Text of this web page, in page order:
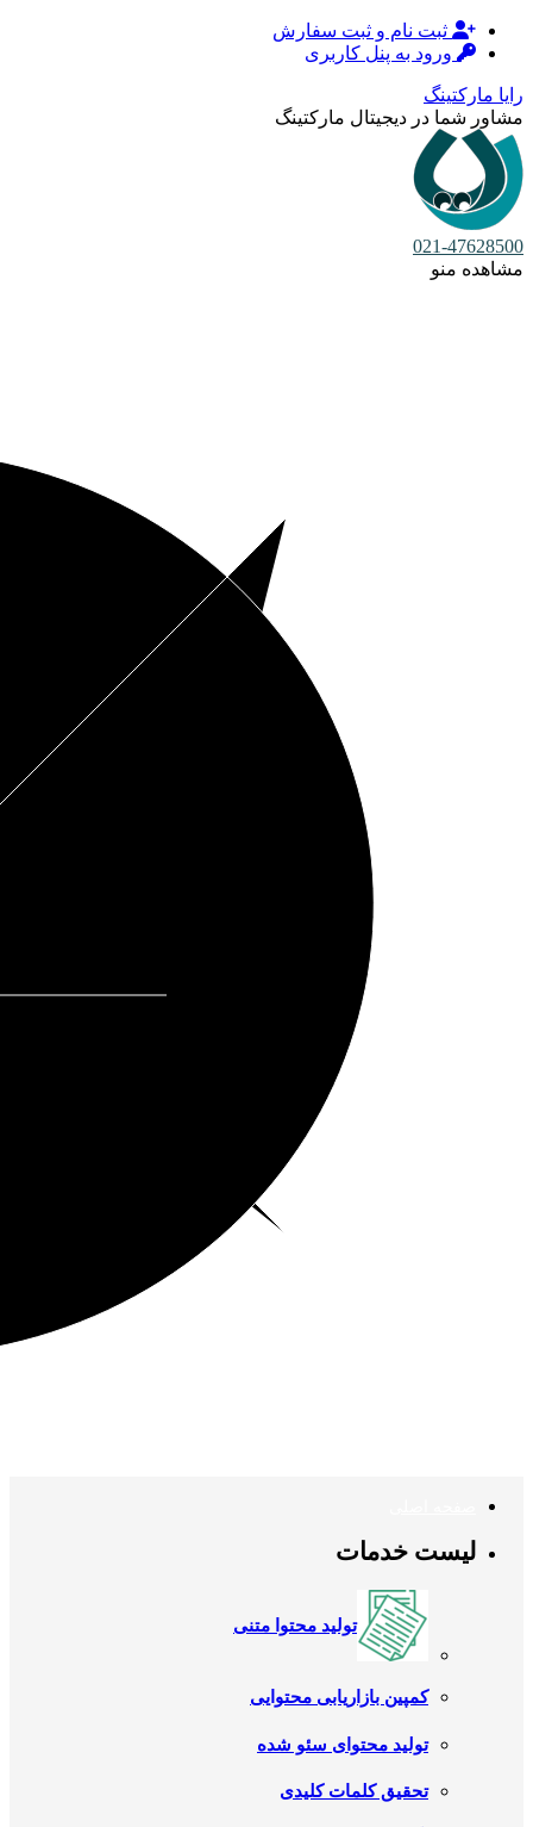
ثبت نام و ثبت سفارش
ورود به پنل کاربری
رایا مارکتینگ
مشاور شما در دیجیتال مارکتینگ
021-47628500
مشاهده منو
لیست خدمات
تولید محتوا متنی
کمپین بازاریابی محتوایی
تولید محتوای سئو شده
تحقیق کلمات کلیدی